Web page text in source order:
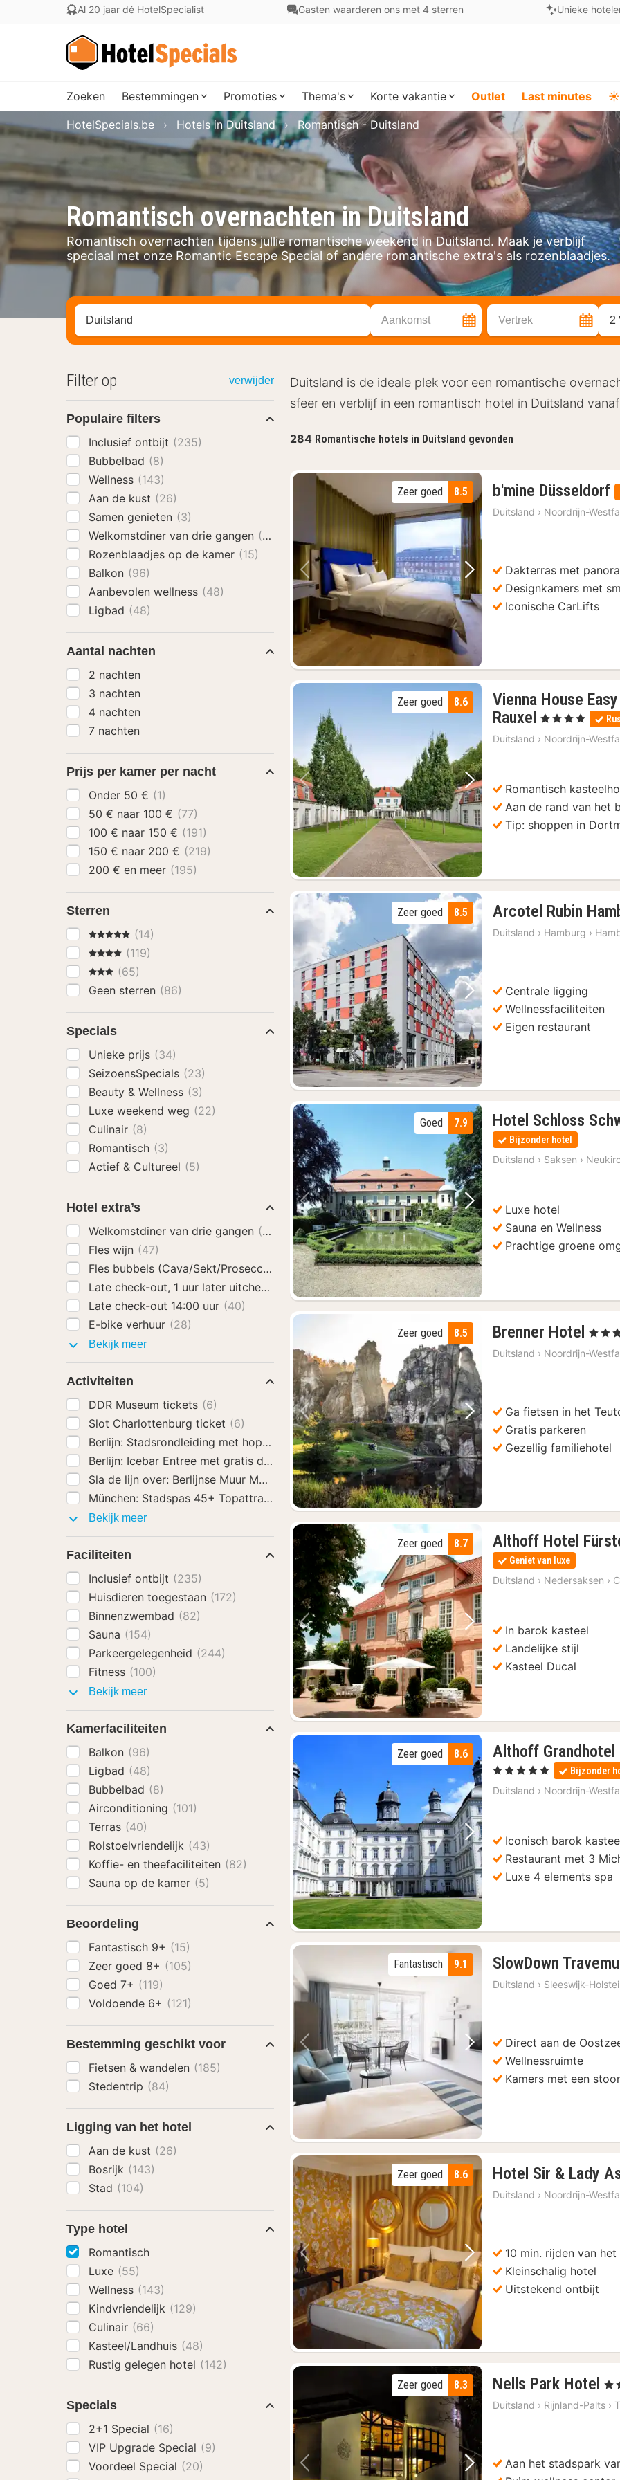
Al 20 jaar dé HotelSpecialist Gasten waarderen ons met 4 sterren Unieke
Zoeken Bestemmingen Promoties Thema's Korte vakantie Outlet Last minutes ☀️
Romantisch overnachten in Duitsland
Romantisch overnachten tijdens jullie romantische weekend in Duitsland. Maak je verblijf
speciaal met onze Romantic Escape Special of andere romantische extra's als rozenblaadjes.
HotelSpecials.be Hotels in Duitsland Romantisch - Duitsland
Zoek op hotel, regio of stad Aankomst Vertrek 2
Duitsland is de ideale plek voor een romantische
sfeer en verblijf in een romantisch hotel in Duitsland
284 Romantische hotels in Duitsland gevonden
Vorige foto Volgende foto
8.5
Zeer goed b'mine Düsseldorf
Duitsland › Noordrijn-
Dakterras met
Designkamers met
Iconische CarLifts
Vorige foto Volgende foto
8.6
Zeer goed
Vienna House
Rauxel 2
nachten
vanaf
€
, 4 Sterren
Duitsland › Noordrijn-
Romantisch
Aan de rand van het
Tip: shoppen in
Vorige foto Volgende foto
8.5
Zeer goed Arcotel Rubin
Duitsland › Hamburg ›
Centrale ligging
Wellnessfaciliteiten
Eigen restaurant
Vorige foto Volgende foto
7.9
Goed Hotel Schloss
Bijzonder hotel
Duitsland › Saksen ›
Luxe hotel
Sauna en Wellness
Prachtige groene
Vorige foto Volgende foto
8.5
Zeer goed Brenner Hotel 2
, 3
Duitsland › Noordrijn-
Ga fietsen in het
Gratis parkeren
Gezellig familiehotel
Vorige foto Volgende foto
8.7
Zeer goed Althoff Hotel
Geniet van luxe
Duitsland › Nedersaksen ›
In barok kasteel
Landelijke stijl
Kasteel Ducal
Vorige foto Volgende foto
8.6
Zeer goed Althoff Grandhotel
, 5 Sterren Bijzonder
Duitsland › Noordrijn-
Iconisch barok
Restaurant met 3
Luxe 4 elements spa
Vorige foto Volgende foto
9.1
Fantastisch SlowDown
Duitsland › Sleeswijk-
Direct aan de
Wellnessruimte
Kamers met een
Vorige foto Volgende foto
8.6
Zeer goed Hotel Sir & Lady
Duitsland › Noordrijn-
10 min. rijden van
Kleinschalig hotel
Uitstekend ontbijt
Vorige foto Volgende foto
8.3
Zeer goed Nells Park Hotel 2
, 4
Duitsland › Rijnland-Palts ›
Aan het stadspark
Filter op verwijder
Populaire filters
Inclusief ontbijt (235)
Bubbelbad (8)
Wellness (143)
Aan de kust (26)
Samen genieten (3)
Welkomstdiner van drie gangen (71)
Rozenblaadjes op de kamer (15)
Balkon (96)
Aanbevolen wellness (48)
Ligbad (48)
Aantal nachten
2 nachten
3 nachten
4 nachten
7 nachten
Prijs per kamer per nacht
Onder 50 € (1)
50 € naar 100 € (77)
100 € naar 150 € (191)
150 € naar 200 € (219)
200 € en meer (195)
Sterren
5 Sterren(14)
4 Sterren(119)
3 Sterren
(65)
Geen sterren (86)
Specials
Unieke prijs (34)
SeizoensSpecials (23)
Beauty & Wellness (3)
Luxe weekend weg (22)
Culinair (8)
Romantisch (3)
Actief & Cultureel (5)
Hotel extra’s
Welkomstdiner van drie gangen (71)
Fles wijn (47)
Fles bubbels (Cava/Sekt/Prosecco)
(92)
Late check-out, 1 uur later uitchecken
(40)
Late check-out 14:00 uur (40)
E-bike verhuur (28)
Bekijk meerHotel
Activiteiten
DDR Museum tickets (6)
Slot Charlottenburg ticket (6)
Berlijn: Stadsrondleiding met hop-on-hop-off-bustour(6)
Berlijn: Icebar Entree met gratis drankjes(6)
Sla de lijn over: Berlijnse Muur Museum bij Checkpoint Charlie
München: Stadspas 45+ Topattracties en Openbaar Vervoer(1)
Bekijk meerActiviteiten
Faciliteiten
Inclusief ontbijt (235)
Huisdieren toegestaan (172)
Binnenzwembad (82)
Sauna (154)
Parkeergelegenheid (244)
Fitness (100)
Bekijk meerFaciliteiten
Kamerfaciliteiten
Balkon (96)
Ligbad (48)
Bubbelbad (8)
Airconditioning (101)
Terras (40)
Rolstoelvriendelijk (43)
Koffie- en theefaciliteiten (82)
Sauna op de kamer (5)
Beoordeling
Fantastisch 9+ (15)
Zeer goed 8+ (105)
Goed 7+ (119)
Voldoende 6+ (121)
Bestemming geschikt voor
Fietsen & wandelen (185)
Stedentrip (84)
Ligging van het hotel
Aan de kust (26)
Bosrijk (143)
Stad (104)
Type hotel
Romantisch
Luxe (55)
Wellness (143)
Kindvriendelijk (129)
Culinair (66)
Kasteel/Landhuis (48)
Rustig gelegen hotel (142)
Specials
2+1 Special (16)
VIP Upgrade Special (9)
Voordeel Special (20)